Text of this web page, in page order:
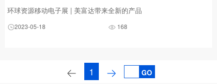
环球资源移动电子展 | 美富达带来全新的产品
2023-05-18 168
1 GO